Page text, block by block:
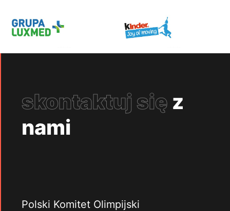
skontaktuj się z
nami
Polski Komitet Olimpijski